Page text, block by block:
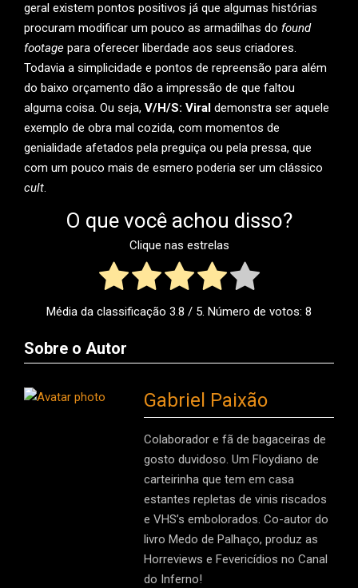
geral existem pontos positivos já que algumas histórias
procuram modificar um pouco as armadilhas do found
footage para oferecer liberdade aos seus criadores.
Todavia a simplicidade e pontos de repreensão para além
do baixo orçamento dão a impressão de que faltou
alguma coisa. Ou seja, V/H/S: Viral demonstra ser aquele
exemplo de obra mal cozida, com momentos de
genialidade afetados pela preguiça ou pela pressa, que
com um pouco mais de esmero poderia ser um clássico
cult.
O que você achou disso?
Clique nas estrelas
Média da classificação 3.8 / 5. Número de votos: 8
Sobre o Autor
Gabriel Paixão
Colaborador e fã de bagaceiras de
gosto duvidoso. Um Floydiano de
carteirinha que tem em casa
estantes repletas de vinis riscados
e VHS’s embolorados. Co-autor do
livro Medo de Palhaço, produz as
Horreviews e Fevericídios no Canal
do Inferno!